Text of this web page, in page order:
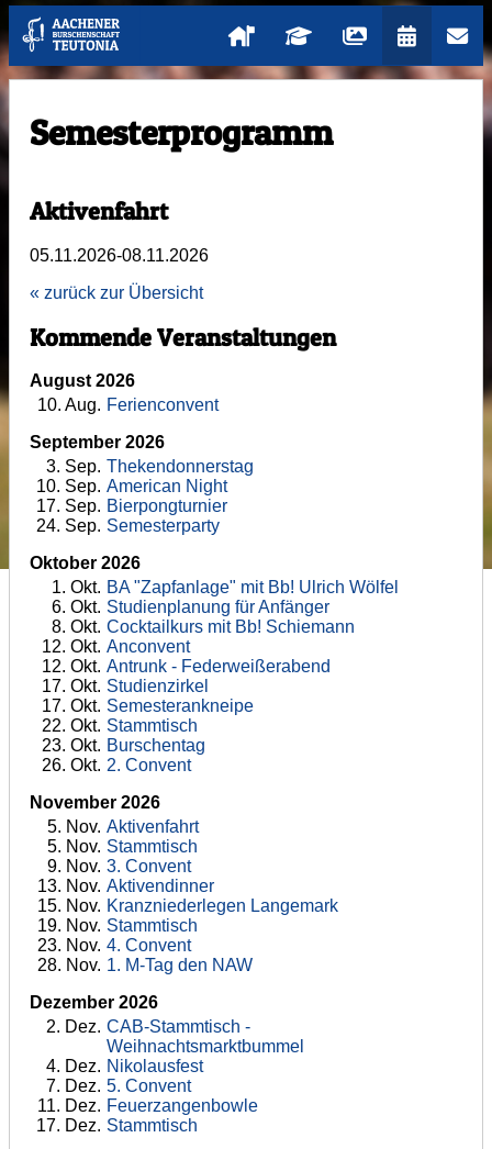
Semesterprogramm
Kommende Veranstaltungen
August 2026
10. Aug. Ferienconvent
September 2026
3. Sep. Thekendonnerstag
10. Sep. American Night
17. Sep. Bierpongturnier
24. Sep. Semesterparty
Oktober 2026
1. Okt. BA "Zapfanlage" mit Bb! Ulrich Wölfel
6. Okt. Studienplanung für Anfänger
8. Okt. Cocktailkurs mit Bb! Schiemann
12. Okt. Anconvent
12. Okt. Antrunk - Federweißerabend
17. Okt. Studienzirkel
17. Okt. Semesterankneipe
22. Okt. Stammtisch
23. Okt. Burschentag
26. Okt. 2. Convent
November 2026
5. Nov. Aktivenfahrt
5. Nov. Stammtisch
9. Nov. 3. Convent
13. Nov. Aktivendinner
15. Nov. Kranzniederlegen Langemark
19. Nov. Stammtisch
23. Nov. 4. Convent
28. Nov. 1. M-Tag den NAW
Dezember 2026
2. Dez. CAB-Stammtisch -
Weihnachtsmarktbummel
4. Dez. Nikolausfest
7. Dez. 5. Convent
11. Dez. Feuerzangenbowle
17. Dez. Stammtisch
Aktivenfahrt
05.11.2026-08.11.2026
« zurück zur Übersicht